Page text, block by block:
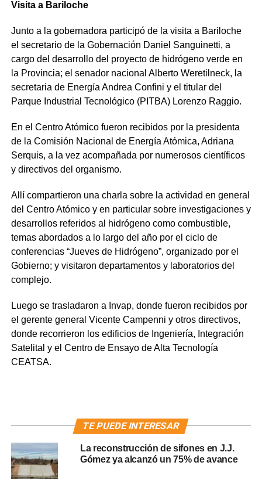
Visita a Bariloche
Junto a la gobernadora participó de la visita a Bariloche
el secretario de la Gobernación Daniel Sanguinetti, a
cargo del desarrollo del proyecto de hidrógeno verde en
la Provincia; el senador nacional Alberto Weretilneck, la
secretaria de Energía Andrea Confini y el titular del
Parque Industrial Tecnológico (PITBA) Lorenzo Raggio.
En el Centro Atómico fueron recibidos por la presidenta
de la Comisión Nacional de Energía Atómica, Adriana
Serquis, a la vez acompañada por numerosos científicos
y directivos del organismo.
Allí compartieron una charla sobre la actividad en general
del Centro Atómico y en particular sobre investigaciones y
desarrollos referidos al hidrógeno como combustible,
temas abordados a lo largo del año por el ciclo de
conferencias “Jueves de Hidrógeno”, organizado por el
Gobierno; y visitaron departamentos y laboratorios del
complejo.
Luego se trasladaron a Invap, donde fueron recibidos por
el gerente general Vicente Campenni y otros directivos,
donde recorrieron los edificios de Ingeniería, Integración
Satelital y el Centro de Ensayo de Alta Tecnología
CEATSA.
TE PUEDE INTERESAR
La reconstrucción de sifones en J.J.
Gómez ya alcanzó un 75% de avance